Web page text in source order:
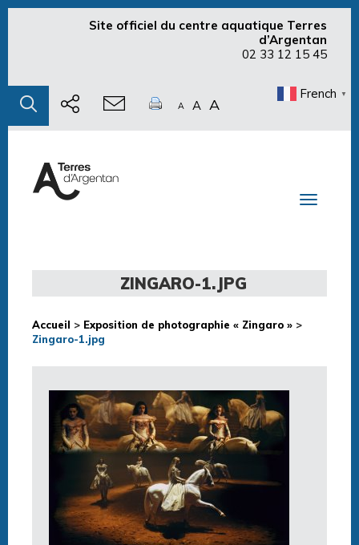
Site officiel du centre aquatique Terres
d’Argentan
02 33 12 15 45
A A A
French ▼
Toggle
ZINGARO-1.JPG
Accueil > Exposition de photographie « Zingaro » >
Zingaro-1.jpg